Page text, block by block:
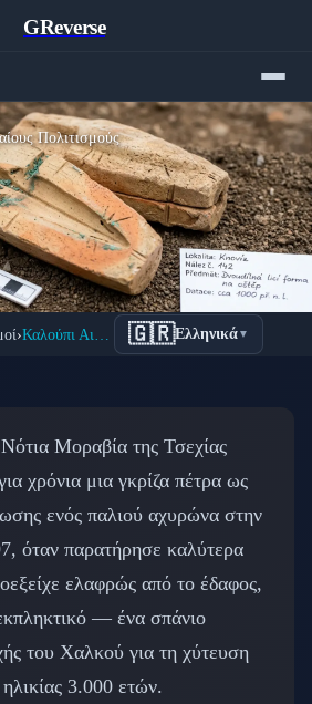
GReverse
Πολιτισμούς
Αιχμής Χαλκού που
Αυλή της Τσεχίας για
2026 ⏱️ 7 λεπτά ανάγνωσης
› 🇬🇷Ελληνικά▼
Μοραβία της Τσεχίας
χρόνια μια γκρίζα πέτρα ως
ενός παλιού αχυρώνα στην
όταν παρατήρησε καλύτερα
ελαφρώς από το έδαφος,
— ένα σπάνιο
του Χαλκού για τη χύτευση
3.000 ετών.